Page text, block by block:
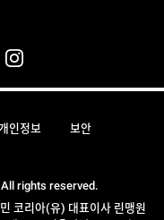
rights reserved.
코리아(유) 대표이사 린맹원
인정보 보안